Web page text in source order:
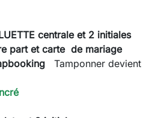
centrale et 2 initiales
part et carte de mariage
Tamponner devient